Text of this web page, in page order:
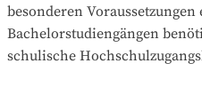
besonderen
Bachelorstudiengängen
schulische